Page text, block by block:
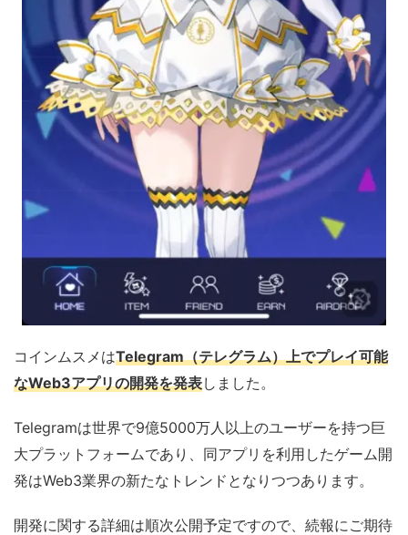
コインムスメはTelegram（テレグラム）上でプレイ可能
なWeb3アプリの開発を発表しました。
Telegramは世界で9億5000万人以上のユーザーを持つ巨
大プラットフォームであり、同アプリを利用したゲーム開
発はWeb3業界の新たなトレンドとなりつつあります。
開発に関する詳細は順次公開予定ですので、続報にご期待